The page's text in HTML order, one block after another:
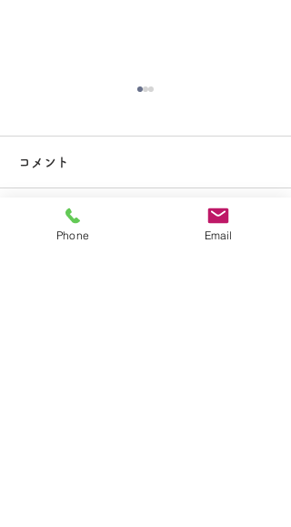
夏休み期間中のお知らせ
コメント
コメントを追加…
Phone Email